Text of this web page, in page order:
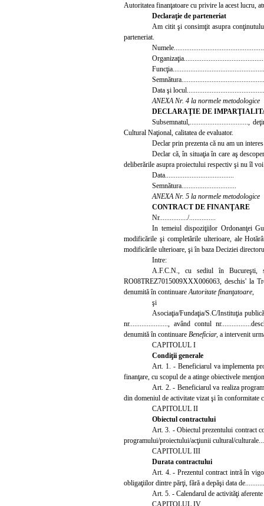
Autoritatea finanţatoare cu privire la acest lucru,
Declaraţie de parteneriat
Am citit şi consimţit asupra
parteneriat.
Data şi
ANEXA Nr. 4 la normele metodologice
DECLARAŢIE DE
Subsemnatul,.................................,
Cultural Naţional, calitatea de evaluator.
Declar prin prezenta că nu am un
Declar că, în situaţia în care aş
deliberările asupra proiectului respectiv şi nu îl
Data.......................................
Semnătura...............................
ANEXA Nr. 5 la normele metodologice
CONTRACT DE FINANŢARE
Nr................/...............
In temeiul dispoziţiilor Ordonanţei
modificările şi completările ulterioare, ale
modificările ulterioare, şi în baza Deciziei
Intre:
A.F.C.N., cu sediul în Bucureşti,
RO08TREZ7015009XXX006063, deschis' la
denumită în continuare Autoritate finanţatoare,
şi
Asociaţia/Fundaţia/S.C/Instituţia
nr......................, având contul
denumită în continuare Beneficiar, a intervenit
CAPITOLUL I
Condiţii generale
Art. 1.
- Beneficiarul va implementa
finanţare, cu scopul de a atinge obiectivele
Art. 2. - Beneficiarul va realiza
din domeniul de activitate vizat şi în conformitate
CAPITOLUL II
Obiectul contractului
Art. 3. - Obiectul prezentului contract
programului/proiectului/acţiunii cultural/
CAPITOLUL III
Durata contractului
Art. 4. - Prezentul contract intră în
obligaţiilor dintre părţi, fără a depăşi data
Art. 5. - Calendarul de activităţi
CAPITOLUL IV